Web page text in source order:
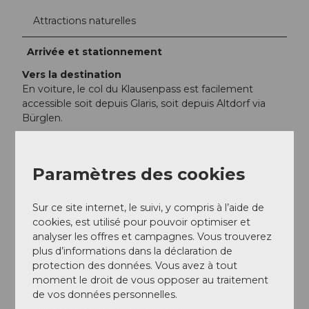
Attractions naturelles
Arrivée et stationnement
Vers la destination
En voiture, le col du Klausenpass est facilement
accessible soit depuis Glaris, soit depuis Altdorf via
Bürglen.
parking (gratuites).
En car postal, nous atteignons soit l'hôtel
Klausenpasshöhe, soit le col du Klausenpass. Ce sont
deux arrêts différents.
Informations supplémentaires / Liens
http://www.kempfklaus.ch/
Paramètres des cookies
Sur ce site internet, le suivi, y compris à l’aide de
cookies, est utilisé pour pouvoir optimiser et
analyser les offres et campagnes. Vous trouverez
plus d’informations dans la déclaration de
protection des données. Vous avez à tout
moment le droit de vous opposer au traitement
de vos données personnelles.